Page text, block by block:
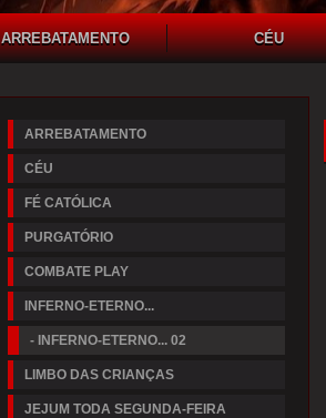
ARREBATAMENTO CÉU
ARREBATAMENTO
CÉU
FÉ CATÓLICA
PURGATÓRIO
COMBATE PLAY
INFERNO-ETERNO...
- INFERNO-ETERNO... 02
LIMBO DAS CRIANÇAS
JEJUM TODA SEGUNDA-FEIRA